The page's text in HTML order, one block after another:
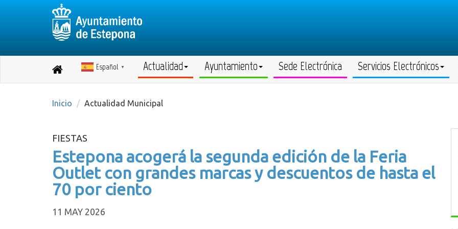
Destino:
inicio
Español ▼ Actualidad Ayuntamiento Sede Electrónica Servicios Electrónicos
Inicio Actualidad Municipal
FIESTAS
Estepona acogerá la segunda edición de la Feria
Outlet con grandes marcas y descuentos de hasta el
70 por ciento
11 MAY 2026